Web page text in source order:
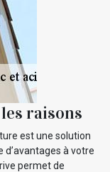
raisons
est une solution
à votre
permet de